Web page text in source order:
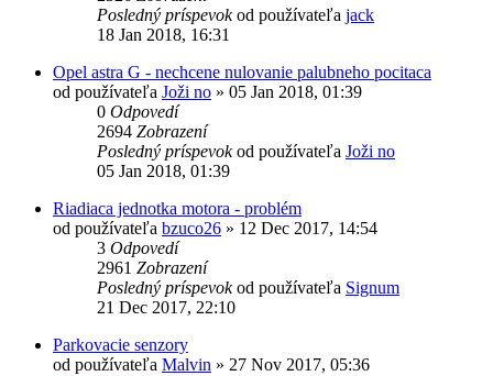
Posledný príspevokod používateľa jack
18 Jan 2018, 16:31
Opel astra G - nechcene nulovanie palubneho pocitaca
od používateľa Joži no » 05 Jan 2018, 01:39
0 Odpovedí
2694 Zobrazení
Posledný príspevokod používateľa Joži no
05 Jan 2018, 01:39
Riadiaca jednotka motora - problém
od používateľa bzuco26 » 12 Dec 2017, 14:54
3 Odpovedí
2961 Zobrazení
Posledný príspevokod používateľa Signum
21 Dec 2017, 22:10
Parkovacie senzory
od používateľa Malvin » 27 Nov 2017, 05:36